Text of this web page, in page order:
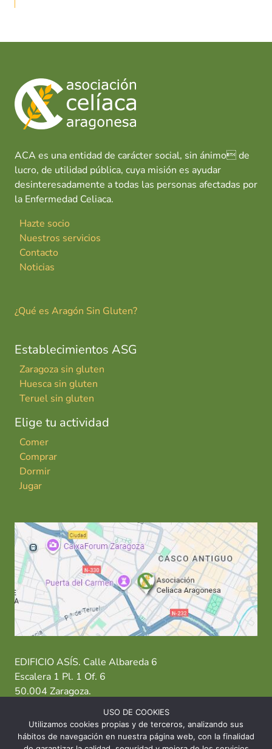
ACA es una entidad de carácter social, sin ánimo de
lucro, de utilidad pública, cuya misión es ayudar
desinteresadamente a todas las personas afectadas por
la Enfermedad Celiaca.
Hazte socio
Nuestros servicios
Contacto
Noticias
¿Qué es Aragón Sin Gluten?
Establecimientos ASG
Zaragoza sin gluten
Huesca sin gluten
Teruel sin gluten
Elige tu actividad
Comer
Comprar
Dormir
Jugar
EDIFICIO ASÍS. Calle Albareda 6
Escalera 1 Pl. 1 Of. 6
50.004 Zaragoza.
T: 976 484 949 M: 635 638 563
Sede Zaragoza·Sede Huesca· Sede Teruel
USO DE COOKIES
Utilizamos cookies propias y de terceros, analizando sus
hábitos de navegación en nuestra página web, con la finalidad